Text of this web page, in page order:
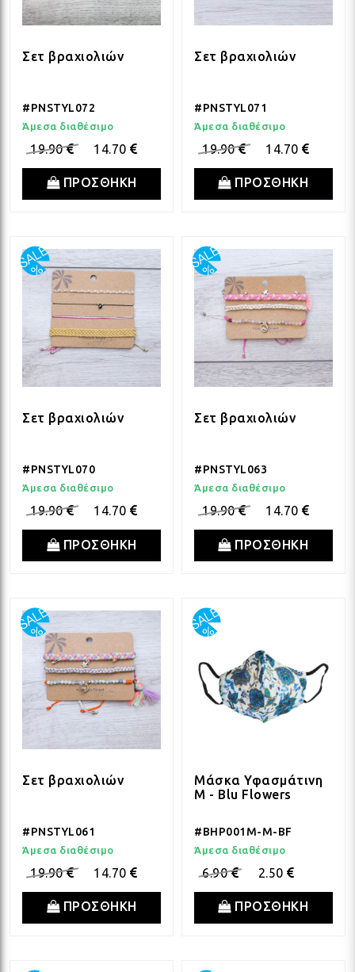
Σετ βραχιολιών
#PNSTYL072
Άμεσα διαθέσιμο
19.90 14.70
ΠΡΟΣΘΗΚΗ
Σετ βραχιολιών
#PNSTYL071
Άμεσα διαθέσιμο
19.90 14.70
ΠΡΟΣΘΗΚΗ
Σετ βραχιολιών
#PNSTYL070
Άμεσα διαθέσιμο
19.90 14.70
ΠΡΟΣΘΗΚΗ
Σετ βραχιολιών
#PNSTYL063
Άμεσα διαθέσιμο
19.90 14.70
ΠΡΟΣΘΗΚΗ
Σετ βραχιολιών
#PNSTYL061
Άμεσα διαθέσιμο
19.90 14.70
ΠΡΟΣΘΗΚΗ
Μάσκα Υφασμάτινη
M - Blu Flowers
#BHP001M-M-BF
Άμεσα διαθέσιμο
6.90 2.50
ΠΡΟΣΘΗΚΗ